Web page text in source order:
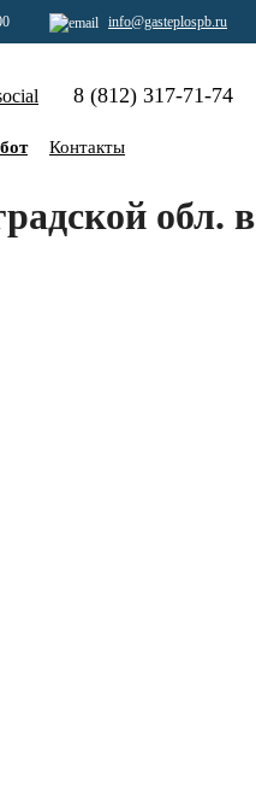
info@gasteplospb.ru
8 (812) 317-71-74
Контакты
обл. в